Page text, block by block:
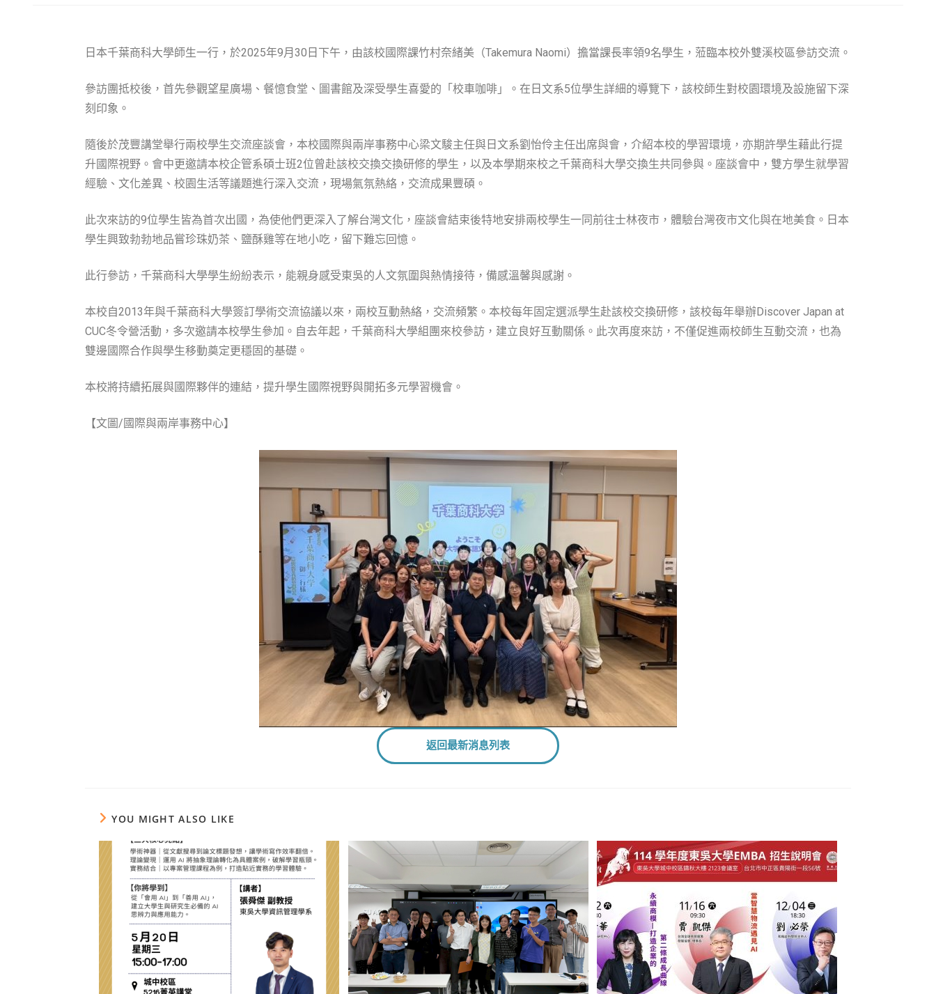
日本千葉商科大學師生一行，於2025年9月30日下午，由該校國際課竹村奈緒美（Takemura Naomi）擔當課長率領9名學生，蒞臨本校外雙溪校區參訪交流。
參訪團抵校後，首先參觀望星廣場、餐憶食堂、圖書館及深受學生喜愛的「校車咖啡」。在日文系5位學生詳細的導覽下，該校師生對校園環境及設施留下深
刻印象。
隨後於茂豐講堂舉行兩校學生交流座談會，本校國際與兩岸事務中心梁文駿主任與日文系劉怡伶主任出席與會，介紹本校的學習環境，亦期許學生藉此行提
升國際視野。會中更邀請本校企管系碩士班2位曾赴該校交換交換研修的學生，以及本學期來校之千葉商科大學交換生共同參與。座談會中，雙方學生就學習
經驗、文化差異、校園生活等議題進行深入交流，現場氣氛熱絡，交流成果豐碩。
此次來訪的9位學生皆為首次出國，為使他們更深入了解台灣文化，座談會結束後特地安排兩校學生一同前往士林夜市，體驗台灣夜市文化與在地美食。日本
學生興致勃勃地品嘗珍珠奶茶、鹽酥雞等在地小吃，留下難忘回憶。
此行參訪，千葉商科大學學生紛紛表示，能親身感受東吳的人文氛圍與熱情接待，備感溫馨與感謝。
本校自2013年與千葉商科大學簽訂學術交流協議以來，兩校互動熱絡，交流頻繁。本校每年固定選派學生赴該校交換研修，該校每年舉辦Discover Japan at
CUC冬令營活動，多次邀請本校學生參加。自去年起，千葉商科大學組團來校參訪，建立良好互動關係。此次再度來訪，不僅促進兩校師生互動交流，也為
雙邊國際合作與學生移動奠定更穩固的基礎。
本校將持續拓展與國際夥伴的連結，提升學生國際視野與開拓多元學習機會。
【文圖/國際與兩岸事務中心】
返回最新消息列表
YOU MIGHT ALSO LIKE